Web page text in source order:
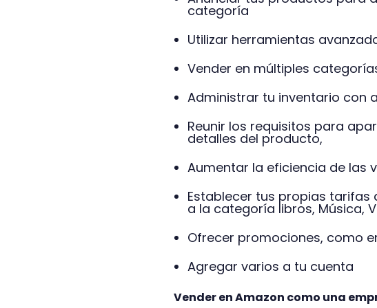
categoría
Utilizar herramientas
Vender en múltiples
Administrar tu inventario con
Reunir los requisitos para
detalles del producto,
Aumentar la eficiencia de las
Establecer tus propias
a la categoría libros, Música,
Ofrecer promociones, como
Agregar varios a tu cuenta
Vender en Amazon como una